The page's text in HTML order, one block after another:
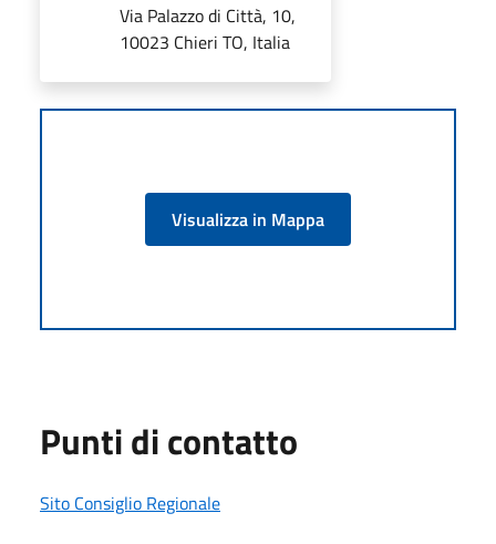
Via Palazzo di Città, 10,
10023 Chieri TO, Italia
Visualizza in Mappa
Punti di contatto
Sito Consiglio Regionale